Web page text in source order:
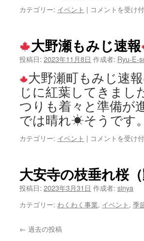
カテゴリー: イベント | 第
野
瀬
み
じ
ま
つ
り
が
れ
ま
し
た！
コメントを受け
大野瀬もみじ速報
投稿日: 2023年11月8日 作成者: Ryu-E-
大野瀬町もみじ速報
じに紅葉してきまし
つりも着々と準備が
では晴れ☀そうです
カテゴリー: イベント |
瀬
も
み
速
コメントを受け
大安寺の枝垂れ桜（
投稿日: 2023年3月31日 作成者: sinya
カテゴリー: わくわく事業, イベント, 季
← 過去の投稿